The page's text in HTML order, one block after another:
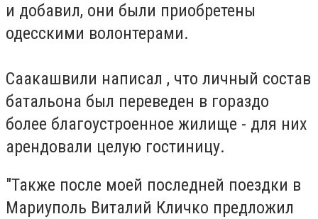
и добавил, они были приобретены
одесскими волонтерами.
Саакашвили написал , что личный состав
батальона был переведен в гораздо
более благоустроенное жилище - для них
арендовали целую гостиницу.
"Также после моей последней поездки в
Мариуполь Виталий Кличко предложил